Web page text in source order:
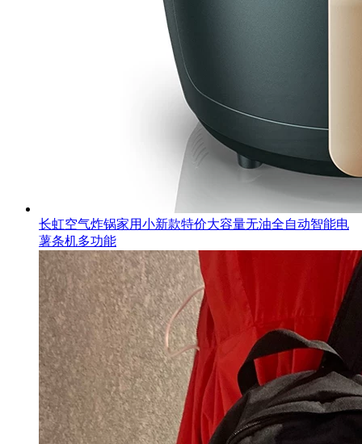
长虹空气炸锅家用小新款特价大容量无油全自动智能电
薯条机多功能